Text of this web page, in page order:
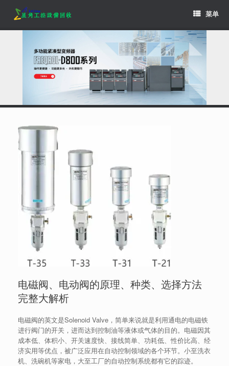
content
菜单
电磁阀、电动阀的原理、种类、选择方法
完整大解析
电磁阀的英文是Solenoid Valve，简单来说就是利用通电的电磁铁
进行阀门的开关，进而达到控制油等液体或气体的目的。电磁因其
成本低、体积小、开关速度快、接线简单、功耗低、性价比高、经
济实用等优点，被广泛应用在自动控制领域的各个环节。小至洗衣
机、洗碗机等家电，大至工厂的自动控制系统都有它的踪迹。